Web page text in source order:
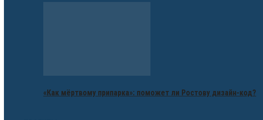
«Как мёртвому припарка»: поможет ли Ростову дизайн-код?